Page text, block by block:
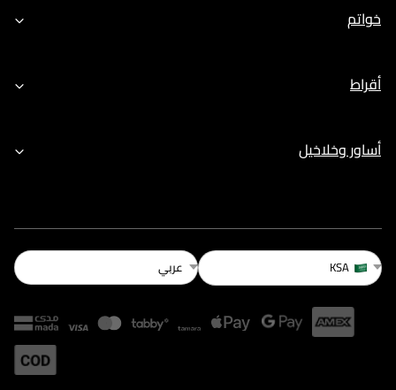
خواتم
أقراط
أساور وخلاخيل
KSA عربي